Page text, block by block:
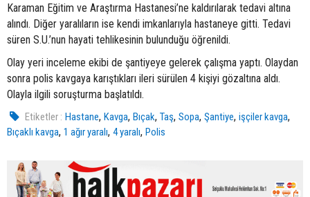
Karaman Eğitim ve Araştırma Hastanesi’ne kaldırılarak tedavi altına
alındı. Diğer yaralıların ise kendi imkanlarıyla hastaneye gitti. Tedavi
süren S.U.’nun hayati tehlikesinin bulunduğu öğrenildi.
Olay yeri inceleme ekibi de şantiyeye gelerek çalışma yaptı. Olaydan
sonra polis kavgaya karıştıkları ileri sürülen 4 kişiyi gözaltına aldı.
Olayla ilgili soruşturma başlatıldı.
Etiketler : Hastane,Kavga,Bıçak,Taş,Sopa,Şantiye,işçiler kavga,
Bıçaklı kavga, 1 ağır yaralı, 4 yaralı, Polis